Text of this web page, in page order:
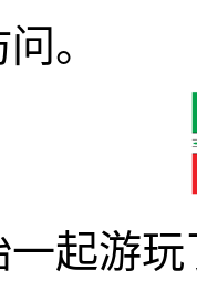
。
起游玩